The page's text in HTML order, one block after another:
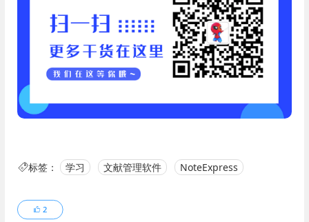
标签： 学习 文献管理软件 NoteExpress
2